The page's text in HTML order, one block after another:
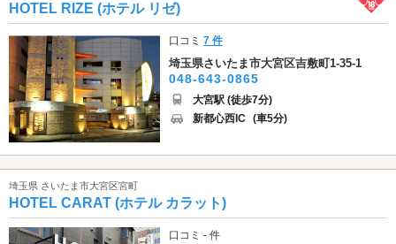
HOTEL RIZE (ホテル リゼ)
口コミ7 件
埼玉県さいたま市大宮区吉敷町1-35-1
048-643-0865
大宮駅 (徒歩7分)
新都心西IC (車5分)
埼玉県 さいたま市大宮区宮町
HOTEL CARAT (ホテル カラット)
口コミ - 件